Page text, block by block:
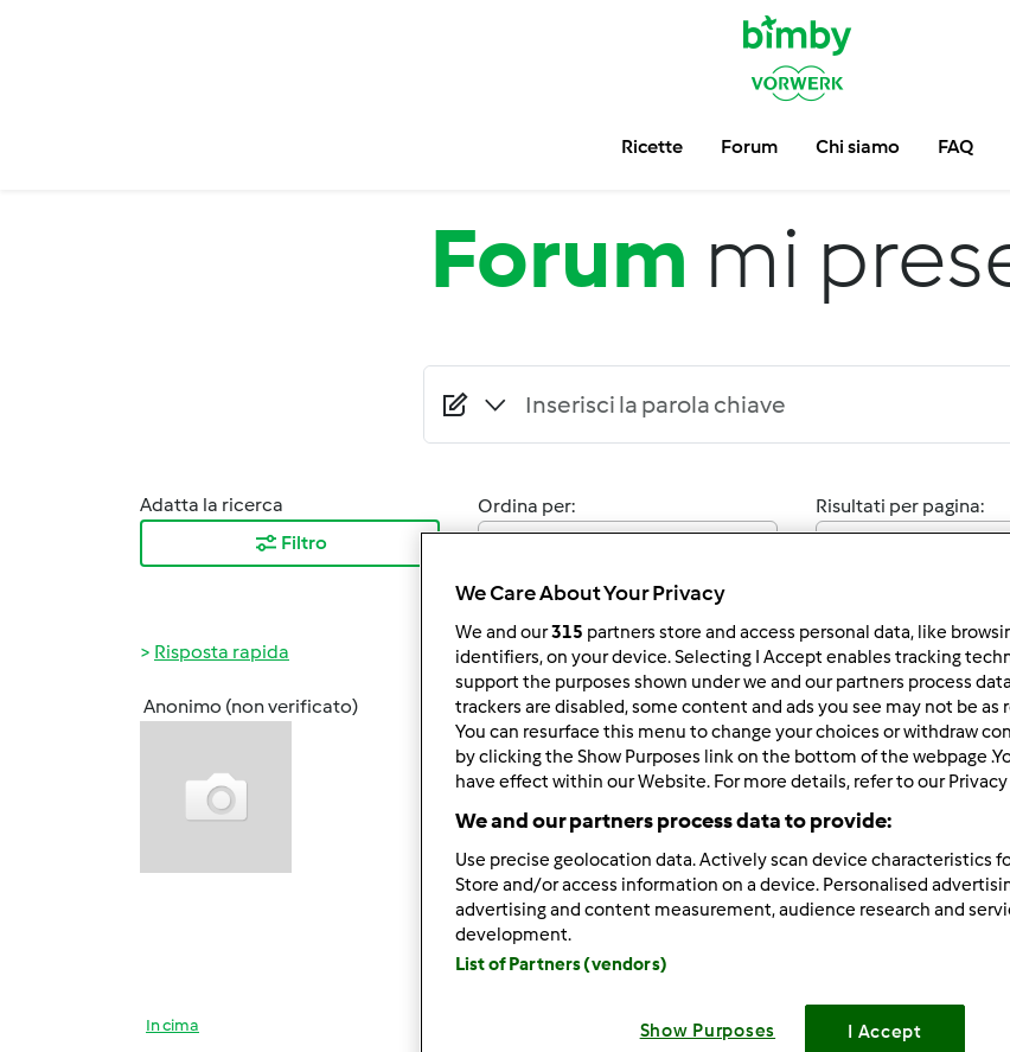
Ricette Forum Chi siamo FAQ
Forum mi
Adatta la ricerca
Filtro
Ordina per:
Risultati per pagina:
Risposta rapida
Anonimo (non verificato)
Gio, 01/06/2011 - 09:53
Salve a tutti! Sono Olinella anche se il mio vero nome è
davvero è eccezionale. Io, che non sapevo come muovermi in
sono diventata bravina (meglio non esagera all'inizio, non
L'impasto per la pizza è eccezionale. Ah dimenticavo: sono
BUONA EPIFANIA A TUTTE E TUTTI
In cima
We Care About Your Privacy
We and our315 partners store and access personal data, like
identifiers, on your device. Selecting I Accept enables tracking
support the purposes shown under we and our partners process
trackers are disabled, some content and ads you see may not be as
You can resurface this menu to change your choices or withdraw
by clicking the Show Purposes link on the bottom of the webpage
have effect within our Website. For more details, refer to our Privacy
We and our partners process data to provide:
Use precise geolocation data. Actively scan device characteristics
Store and/or access information on a device. Personalised
advertising and content measurement, audience research and
development.
List of Partners (vendors)
Show Purposes I Accept